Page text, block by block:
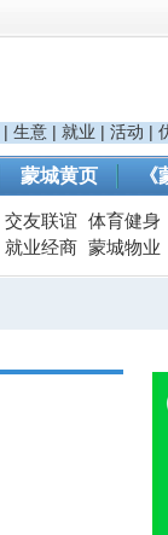
| 生意 | 就业 | 活动 |
蒙城黄页
交友联谊 体育健身
就业经商 蒙城物业